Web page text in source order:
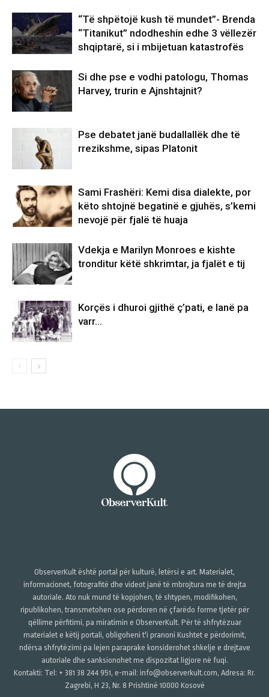
“Të shpëtojë kush të mundet”- Brenda
“Titanikut” ndodheshin edhe 3 vëllezër
shqiptarë, si i mbijetuan katastrofës
Si dhe pse e vodhi patologu, Thomas
Harvey, trurin e Ajnshtajnit?
Pse debatet janë budallallëk dhe të
rrezikshme, sipas Platonit
Sami Frashëri: Kemi disa dialekte, por
këto shtojnë begatinë e gjuhës, s’kemi
nevojë për fjalë të huaja
Vdekja e Marilyn Monroes e kishte
tronditur këtë shkrimtar, ja fjalët e tij
Korçës i dhuroi gjithë ç’pati, e lanë pa
varr…
ObserverKult është portal për kulturë, letërsi e art. Materialet,
informacionet, fotografitë dhe videot janë të mbrojtura me të drejta
autoriale. Ato nuk mund të kopjohen, të shtypen, modifikohen,
ripublikohen, transmetohen ose përdoren në çfarëdo forme tjetër për
qëllime përfitimi, pa miratimin e ObserverKult. Për të shfrytëzuar
materialet e këtij portali, obligoheni t'i pranoni Kushtet e përdorimit,
ndërsa shfrytëzimi pa lejen paraprake konsiderohet shkelje e drejtave
autoriale dhe sanksionohet me dispozitat ligjore në fuqi.
Kontakti: Tel: + 381 38 244 951, e-mail: info@observerkult.com, Adresa: Rr.
Zagrebi, H 23, Nr. 8 Prishtinë 10000 Kosovë